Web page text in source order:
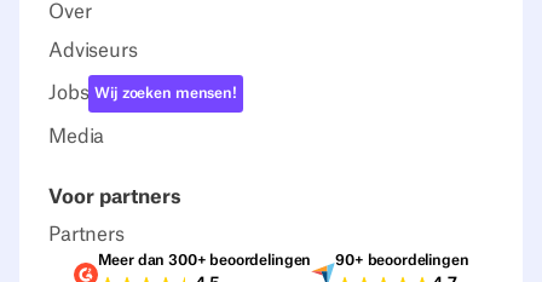
Over
Adviseurs
Jobs Wij zoeken mensen!
Media
Voor partners
Partners
Beoordelingen G2
Meer dan 300+ beoordelingen Beoordelingen
90+ beoordelingen